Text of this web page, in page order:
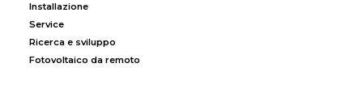
Installazione
Service
Ricerca e sviluppo
Fotovoltaico da remoto